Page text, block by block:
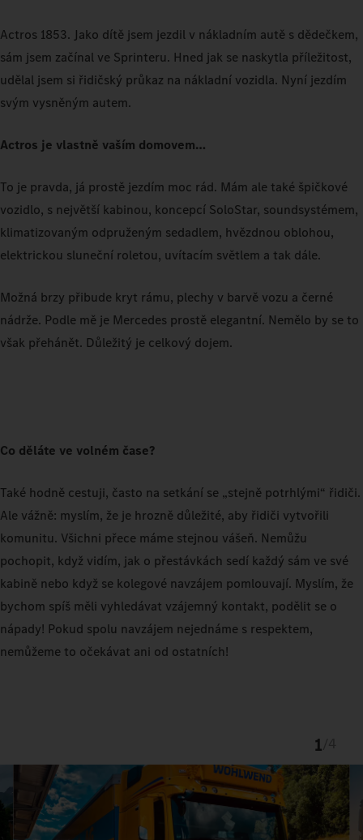
Actros 1853. Jako dítě jsem jezdil v nákladním autě s dědečkem,
sám jsem začínal ve Sprinteru. Hned jak se naskytla příležitost,
udělal jsem si řidičský průkaz na nákladní vozidla. Nyní jezdím
svým vysněným autem.
Actros je vlastně vaším domovem…
To je pravda, já prostě jezdím moc rád. Mám ale také špičkové
vozidlo, s největší kabinou, koncepcí SoloStar, soundsystémem,
klimatizovaným odpruženým sedadlem, hvězdnou oblohou,
elektrickou sluneční roletou, uvítacím světlem a tak dále.
Možná brzy přibude kryt rámu, plechy v barvě vozu a černé
nádrže. Podle mě je Mercedes prostě elegantní. Nemělo by se to
však přehánět. Důležitý je celkový dojem.
Co děláte ve volném čase?
Také hodně cestuji, často na setkání se „stejně potrhlými“ řidiči.
Ale vážně: myslím, že je hrozně důležité, aby řidiči vytvořili
komunitu. Všichni přece máme stejnou vášeň. Nemůžu
pochopit, když vidím, jak o přestávkách sedí každý sám ve své
kabině nebo když se kolegové navzájem pomlouvají. Myslím, že
bychom spíš měli vyhledávat vzájemný kontakt, podělit se o
nápady! Pokud spolu navzájem nejednáme s respektem,
nemůžeme to očekávat ani od ostatních!
1